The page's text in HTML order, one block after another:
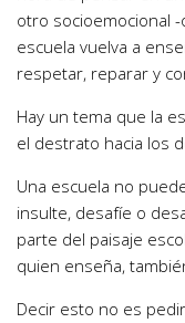
otro socioemocional
escuela vuelva a
respetar, reparar y
Hay un tema que la
el destrato hacia los
Una escuela no
insulte, desafíe o
parte del paisaje
quien enseña,
Decir esto no es